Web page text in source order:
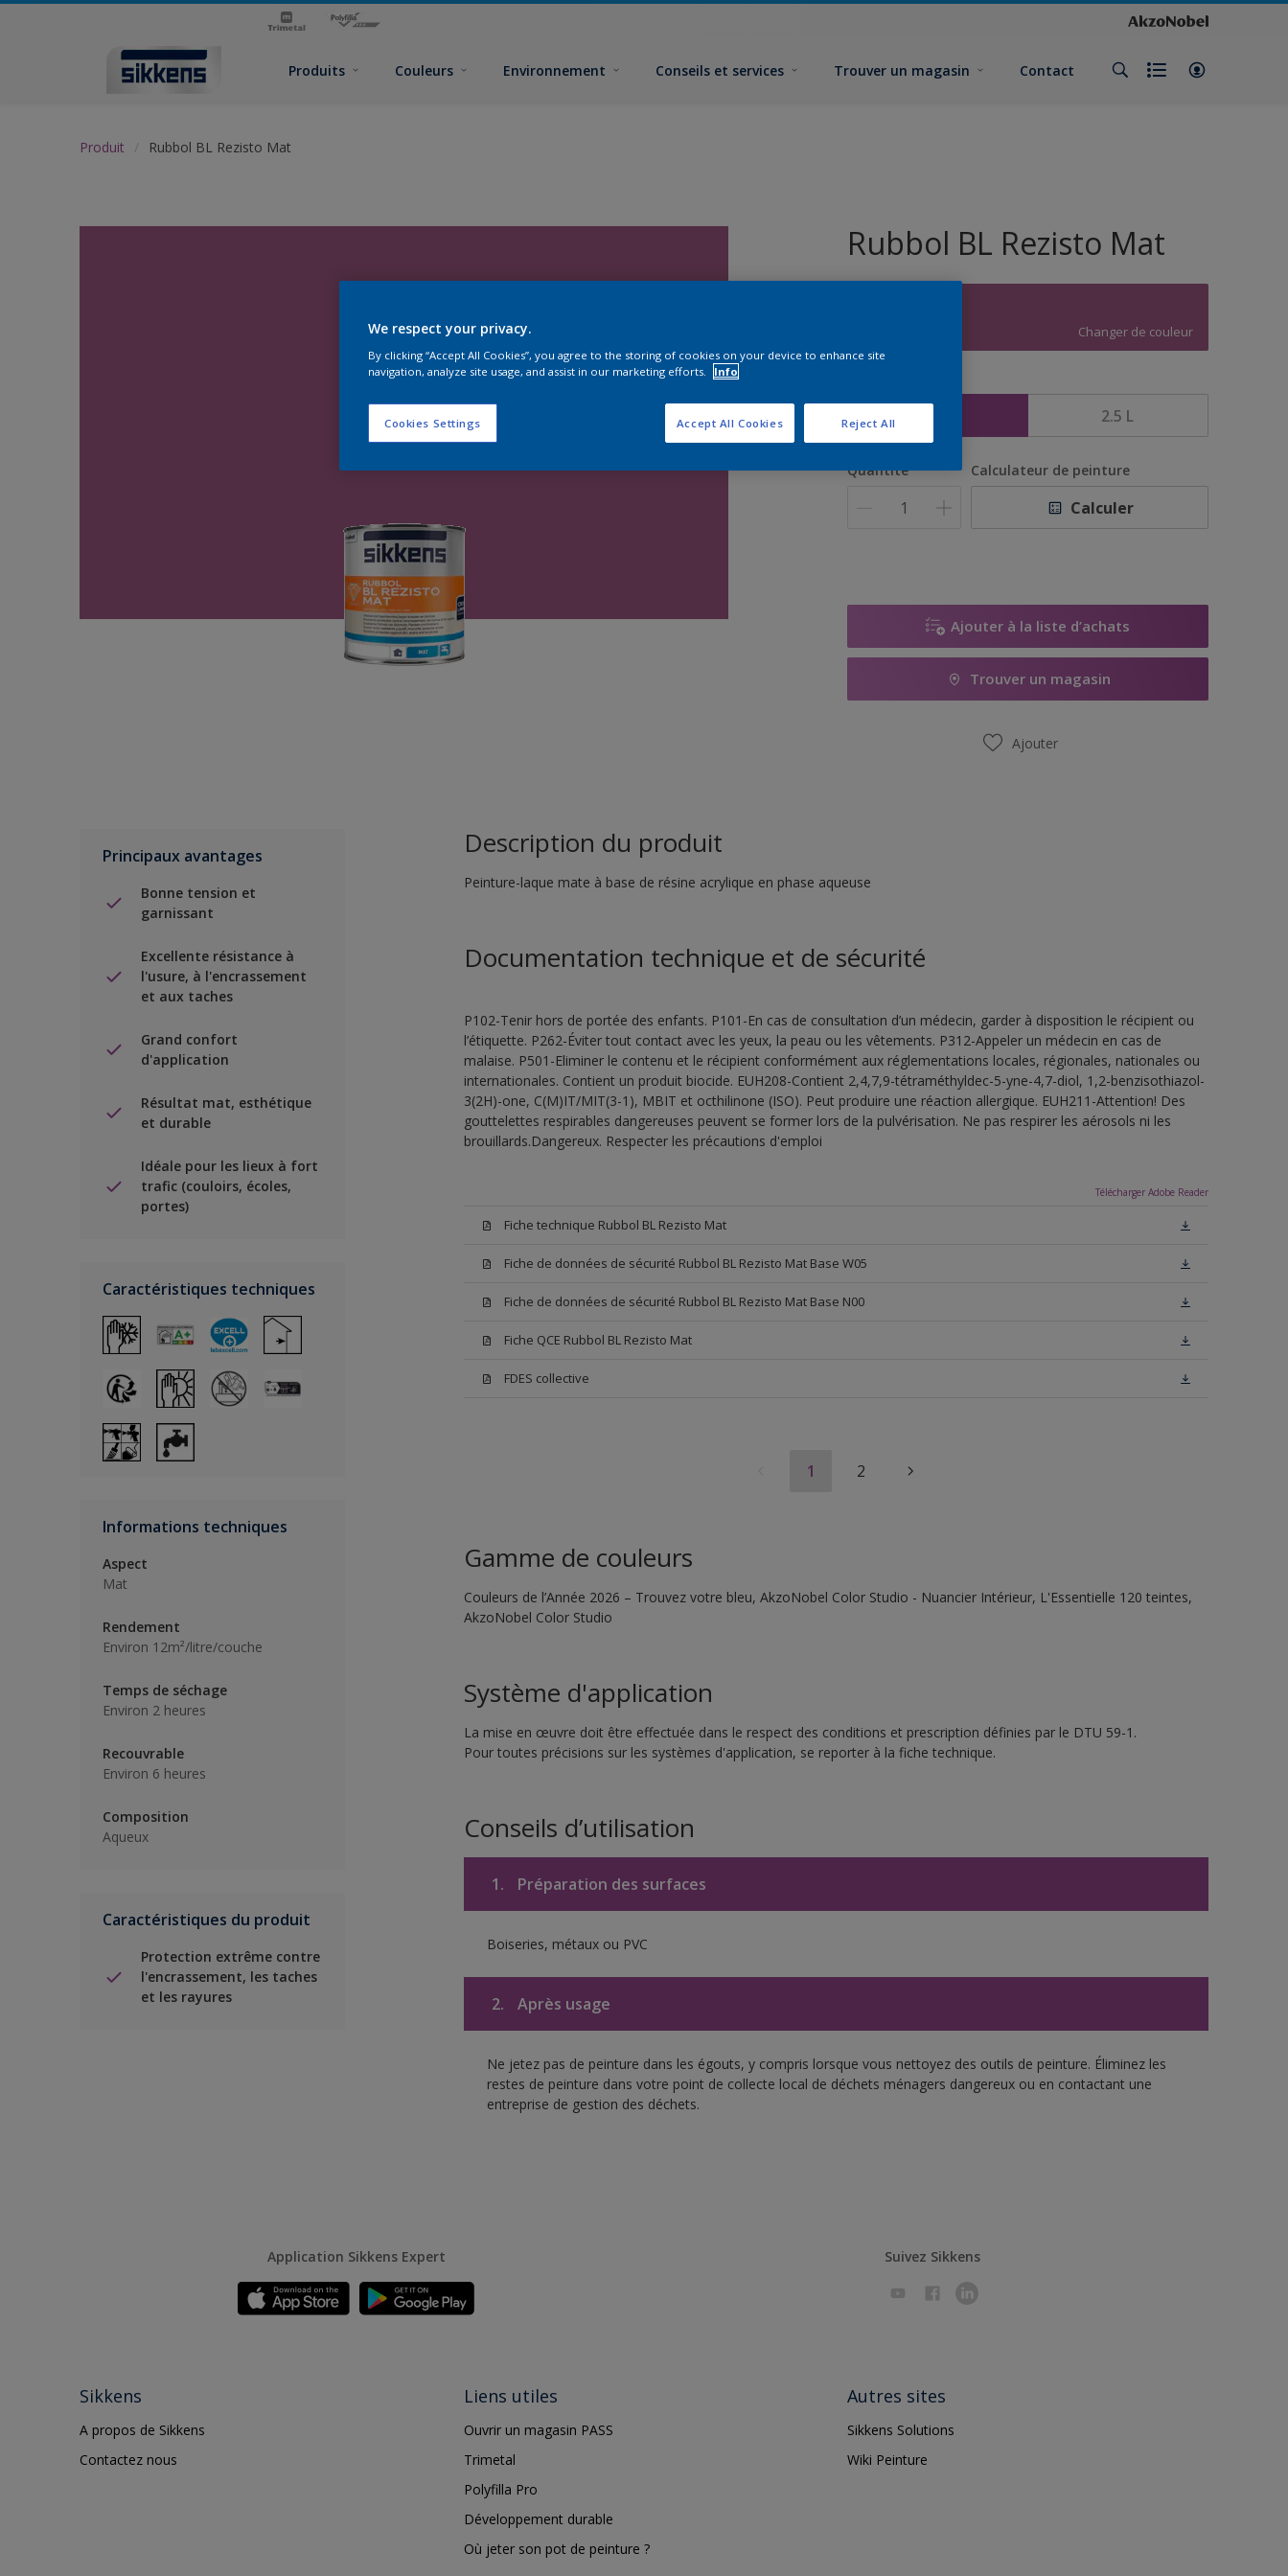
Produits Couleurs Environnement Conseils et services Trouver un magasin Contact
Produit Rubbol BL Rezisto Mat
Rubbol BL Rezisto Mat
Changer de couleur
2.5 L
Quantité Calculateur de peinture
Calculer
Ajouter à la liste d’achats
Trouver un magasin
Ajouter
Principaux avantages
Bonne tension et
garnissant
Excellente résistance à
l'usure, à l'encrassement
et aux taches
Grand confort
d'application
Résultat mat, esthétique
et durable
Idéale pour les lieux à fort
trafic (couloirs, écoles,
portes)
Caractéristiques techniques
Informations techniques
Aspect
Mat
Rendement
Environ 12m²/litre/couche
Temps de séchage
Environ 2 heures
Recouvrable
Environ 6 heures
Composition
Aqueux
Caractéristiques du produit
Protection extrême contre
l'encrassement, les taches
et les rayures
Description du produit
Peinture-laque mate à base de résine acrylique en phase aqueuse
Documentation technique et de sécurité
P102-Tenir hors de portée des enfants. P101-En cas de consultation d’un médecin, garder à disposition le récipient ou
l’étiquette. P262-Éviter tout contact avec les yeux, la peau ou les vêtements. P312-Appeler un médecin en cas de
malaise. P501-Eliminer le contenu et le récipient conformément aux réglementations locales, régionales, nationales ou
internationales. Contient un produit biocide. EUH208-Contient 2,4,7,9-tétraméthyldec-5-yne-4,7-diol, 1,2-benzisothiazol-
3(2H)-one, C(M)IT/MIT(3-1), MBIT et octhilinone (ISO). Peut produire une réaction allergique. EUH211-Attention! Des
gouttelettes respirables dangereuses peuvent se former lors de la pulvérisation. Ne pas respirer les aérosols ni les
brouillards.Dangereux. Respecter les précautions d'emploi
Télécharger Adobe Reader
Fiche technique Rubbol BL Rezisto Mat
Fiche de données de sécurité Rubbol BL Rezisto Mat Base W05
Fiche de données de sécurité Rubbol BL Rezisto Mat Base N00
Fiche QCE Rubbol BL Rezisto Mat
FDES collective
1 2
Gamme de couleurs
Couleurs de l’Année 2026 – Trouvez votre bleu, AkzoNobel Color Studio - Nuancier Intérieur, L'Essentielle 120 teintes,
AkzoNobel Color Studio
Système d'application
La mise en œuvre doit être effectuée dans le respect des conditions et prescription définies par le DTU 59-1.
Pour toutes précisions sur les systèmes d'application, se reporter à la fiche technique.
Conseils d’utilisation
1. Préparation des surfaces
Boiseries, métaux ou PVC
2. Après usage
Ne jetez pas de peinture dans les égouts, y compris lorsque vous nettoyez des outils de peinture. Éliminez les
restes de peinture dans votre point de collecte local de déchets ménagers dangereux ou en contactant une
entreprise de gestion des déchets.
Application Sikkens Expert Suivez Sikkens
Sikkens
A propos de Sikkens
Contactez nous
Liens utiles
Ouvrir un magasin PASS
Trimetal
Polyfilla Pro
Développement durable
Où jeter son pot de peinture ?
Autres sites
Sikkens Solutions
Wiki Peinture
We respect your privacy.
By clicking “Accept All Cookies”, you agree to the storing of cookies on your device to enhance site
navigation, analyze site usage, and assist in our marketing efforts.
Info
Cookies Settings Reject All
Accept All Cookies